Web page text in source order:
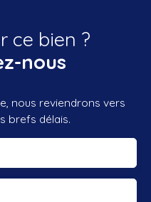
ce bien ?
nous
nous reviendrons vers
brefs délais.